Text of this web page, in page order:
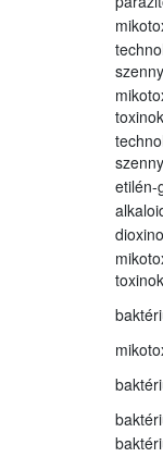
toxinok
etilén-
toxinok